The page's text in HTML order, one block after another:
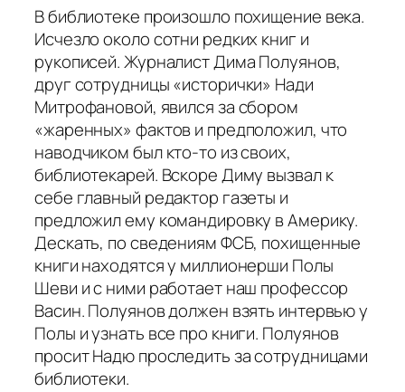
В библиотеке произошло похищение века.
Исчезло около сотни редких книг и
рукописей. Журналист Дима Полуянов,
друг сотрудницы «исторички» Нади
Митрофановой, явился за сбором
«жаренных» фактов и предположил, что
наводчиком был кто-то из своих,
библиотекарей. Вскоре Диму вызвал к
себе главный редактор газеты и
предложил ему командировку в Америку.
Дескать, по сведениям ФСБ, похищенные
книги находятся у миллионерши Полы
Шеви и с ними работает наш профессор
Васин. Полуянов должен взять интервью у
Полы и узнать все про книги. Полуянов
просит Надю проследить за сотрудницами
библиотеки.